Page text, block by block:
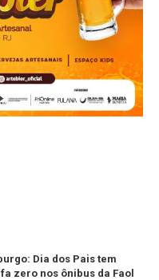
Dia dos Pais tem
zero nos ônibus da Faol